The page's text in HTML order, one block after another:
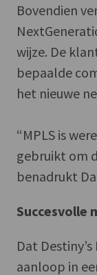
Bovendien
wijze. De
bepaalde
het nieuwe
“MPLS is
gebruikt om
benadrukt
Dat
aanloop in